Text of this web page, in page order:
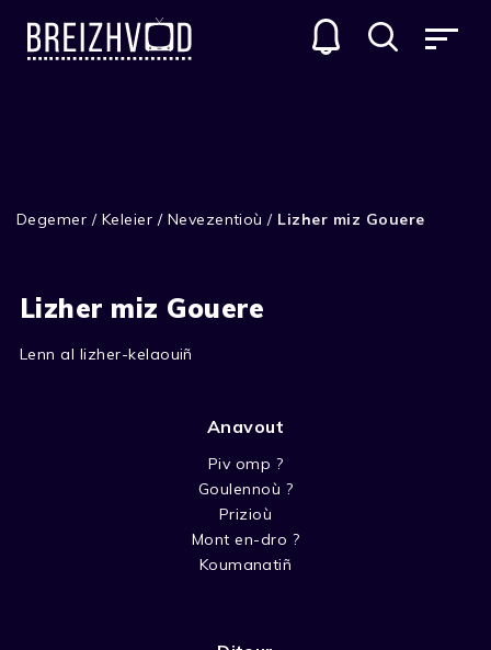
Degemer / Keleier / Nevezentioù / Lizher miz Gouere
Lizher miz Gouere
Lenn al lizher-kelaouiñ
Anavout
Piv omp ?
Goulennoù ?
Prizioù
Mont en-dro ?
Koumanatiñ